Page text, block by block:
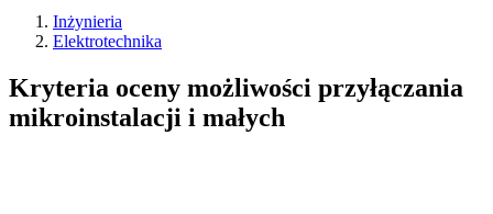
Inżynieria
Elektrotechnika
Kryteria oceny możliwości przyłączania
mikroinstalacji i małych